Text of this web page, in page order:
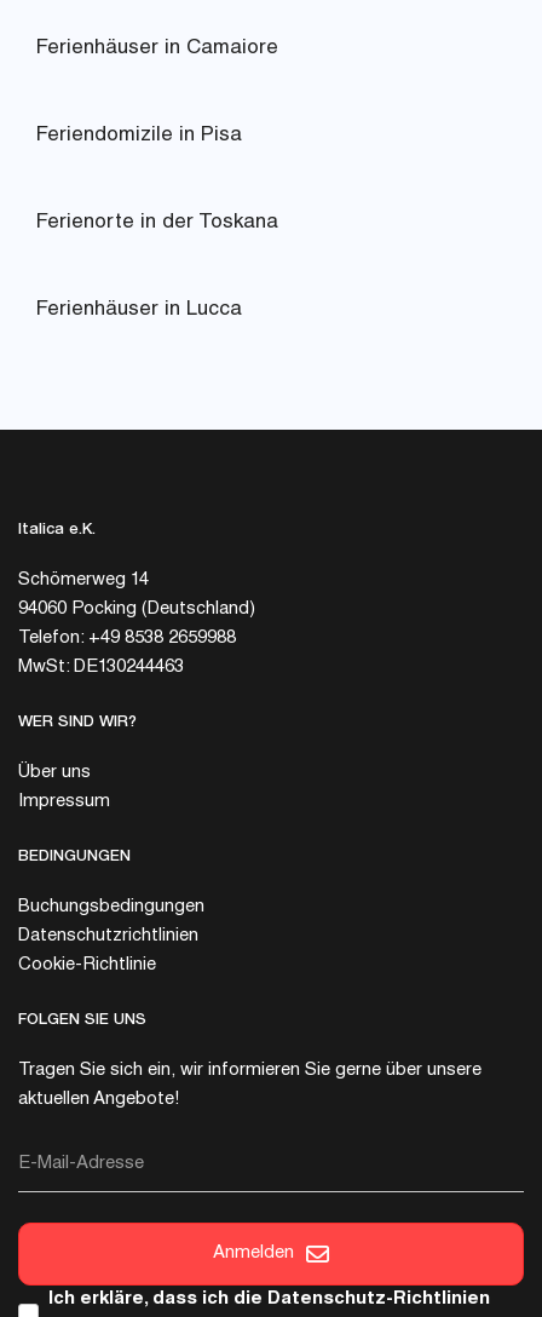
Ferienhäuser in Camaiore
Feriendomizile in Pisa
Ferienorte in der Toskana
Ferienhäuser in Lucca
Italica e.K.
Schömerweg 14
94060 Pocking (Deutschland)
Telefon: +49 8538 2659988
MwSt: DE130244463
WER SIND WIR?
Über uns
Impressum
BEDINGUNGEN
Buchungsbedingungen
Datenschutzrichtlinien
Cookie-Richtlinie
FOLGEN SIE UNS
Tragen Sie sich ein, wir informieren Sie gerne über unsere
aktuellen Angebote!
E-Mail-Adresse
Anmelden
Ich erkläre, dass ich die Datenschutz-Richtlinien